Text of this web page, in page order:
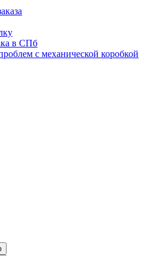
в СПб
с механической коробкой